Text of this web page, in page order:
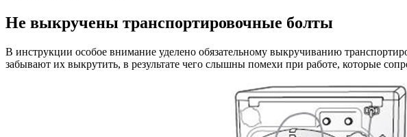
Не выкручены транспортировочные болты
В инструкции особое внимание уделено обязательному выкручиванию
забывают их выкрутить, в результате чего слышны помехи при работе, которые